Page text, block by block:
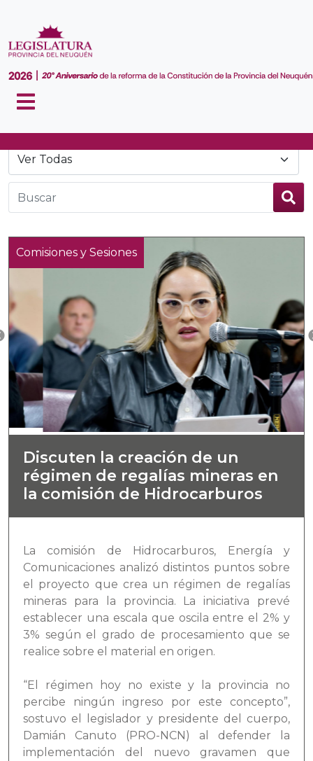
Comisiones y Sesiones
Discuten la creación de un
régimen de regalías mineras en
la comisión de Hidrocarburos
La comisión de Hidrocarburos, Energía y
Comunicaciones analizó distintos puntos sobre
el proyecto que crea un régimen de regalías
mineras para la provincia. La iniciativa prevé
establecer una escala que oscila entre el 2% y
3% según el grado de procesamiento que se
realice sobre el material en origen.
“El régimen hoy no existe y la provincia no
percibe ningún ingreso por este concepto”,
sostuvo el legislador y presidente del cuerpo,
Damián Canuto (PRO-NCN) al defender la
implementación del nuevo gravamen que